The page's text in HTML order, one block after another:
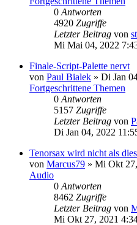
0 Antworten
4920 Zugriffe
Letzter Beitrag von
Mi Mai 04, 2022
Finale-Script-Palette nervt
von Paul Bialek » Di Jan
Fortgeschrittene Themen
0 Antworten
5157 Zugriffe
Letzter Beitrag von
Di Jan 04, 2022
Tenorsax wird nicht als
von Marcus79 » Mi Okt
Audio
0 Antworten
8462 Zugriffe
Letzter Beitrag von
Mi Okt 27, 2021